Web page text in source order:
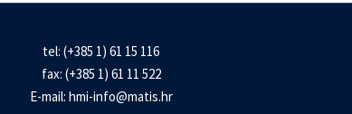
tel: (+385 1) 61 15 116
fax: (+385 1) 61 11 522
E-mail: hmi-info@matis.hr